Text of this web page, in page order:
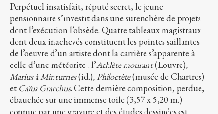
Perpétuel insatisfait, réputé secret, le jeune
pensionnaire s’investit dans une surenchère de projets
dont l’exécution l’obsède. Quatre tableaux magistraux
dont deux inachevés constituent les pointes saillantes
de l’oeuvre d’un artiste dont la carrière s’apparente à
celle d’une météorite : l’Athlète mourant(Louvre),
Marius à Minturnes(id.), Philoctète(musée de Chartres)
et Caïus Gracchus. Cette dernière composition, perdue,
ébauchée sur une immense toile (3,57 x 5,20 m.)
connue par une gravure et des études dessinéesest